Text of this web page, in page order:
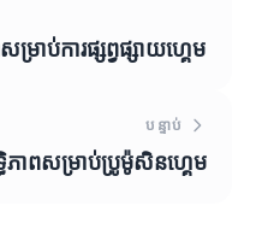
រាប់ការផ្សព្វផ្សាយហ្គេម
បន្ទាប់
ភាពសម្រាប់ប្រូម៉ូសិនហ្គេម